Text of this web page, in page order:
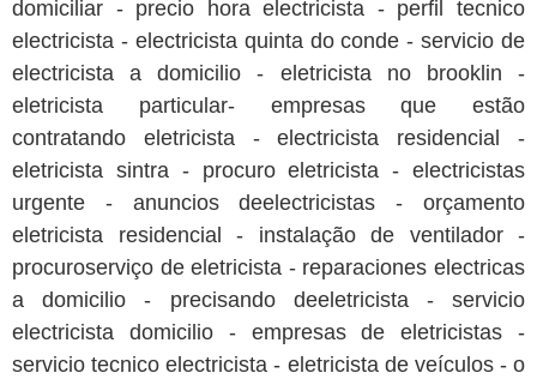
domiciliar - precio hora electricista - perfil tecnico
electricista - electricista quinta do conde - servicio de
electricista a domicilio - eletricista no brooklin -
eletricista particular- empresas que estão
contratando eletricista - electricista residencial -
eletricista sintra - procuro eletricista - electricistas
urgente - anuncios deelectricistas - orçamento
eletricista residencial - instalação de ventilador -
procuroserviço de eletricista - reparaciones electricas
a domicilio - precisando deeletricista - servicio
electricista domicilio - empresas de eletricistas -
servicio tecnico electricista - eletricista de veículos - o